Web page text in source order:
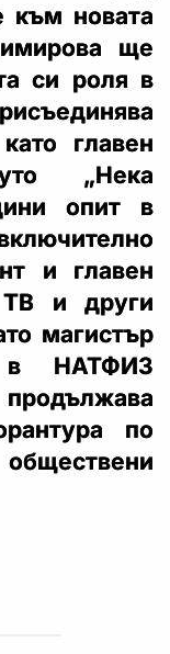
към новата
ще
си роля в
главен
„Нека
опит в
и главен
и други
магистър
НАТФИЗ
по